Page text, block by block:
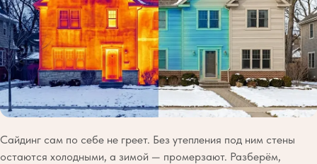
Сайдинг сам по себе не греет. Без утепления под ним стены
остаются холодными, а зимой — промерзают. Разберём,